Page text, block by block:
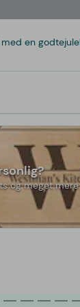
en
og meget